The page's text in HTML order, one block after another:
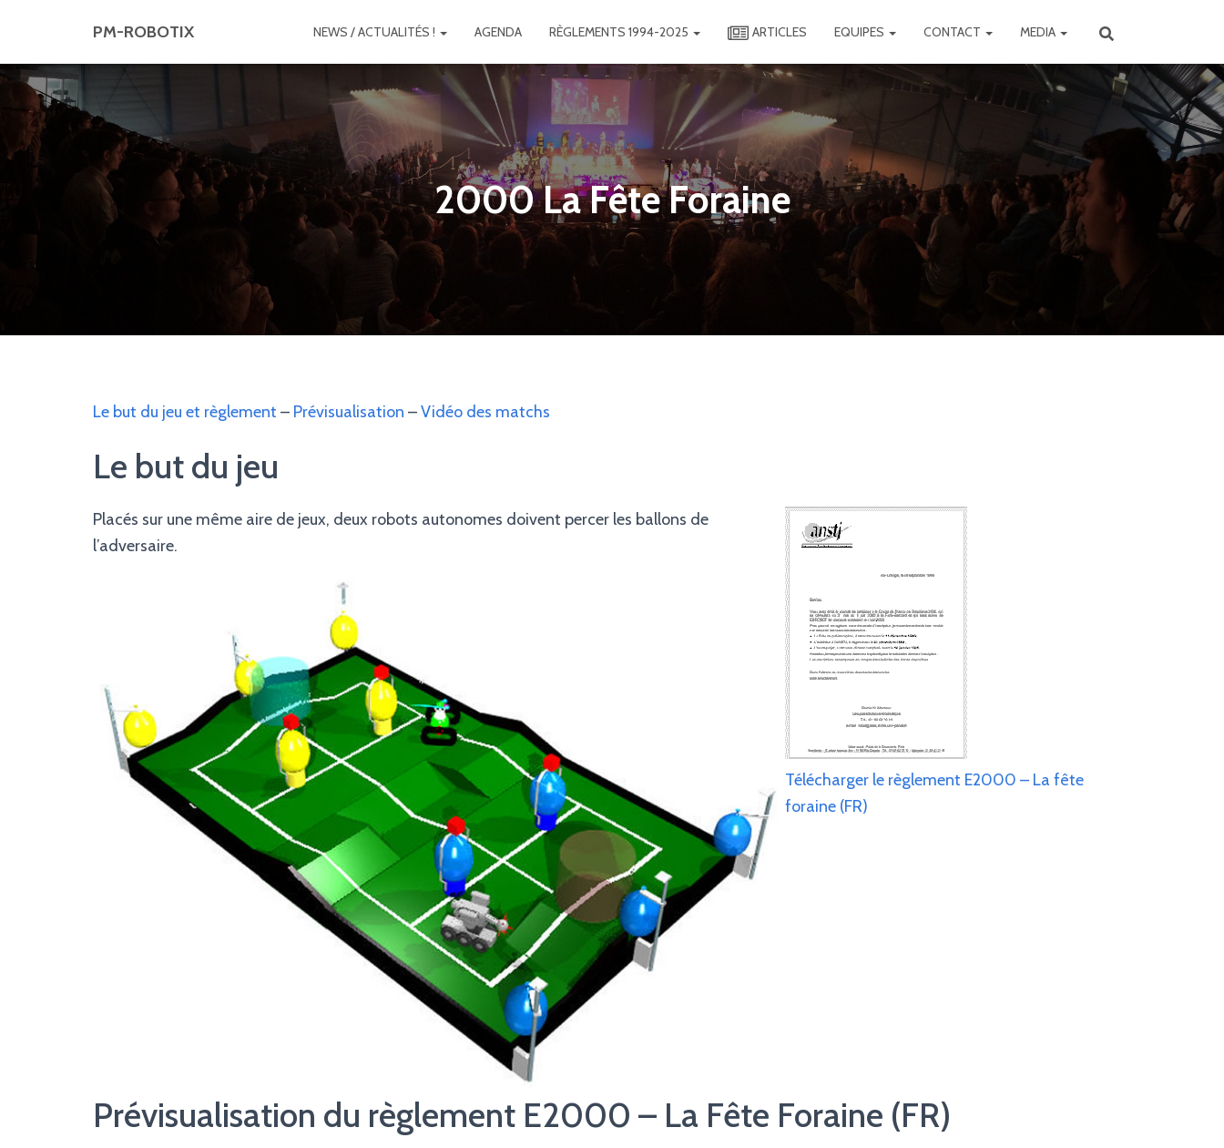
PM-ROBOTIX NEWS / ACTUALITÉS ! AGENDA RÈGLEMENTS 1994-2025 ARTICLES EQUIPES CONTACT MEDIA
2000 La Fête Foraine
Le but du jeu et règlement – Prévisualisation –Vidéo des matchs
Le but du jeu
Placés sur une même aire de jeux, deux robots autonomes doivent percer les ballons de
l’adversaire.
Télécharger le règlement E2000 – La fête
foraine (FR)
Prévisualisation du règlement E2000 – La Fête Foraine (FR)